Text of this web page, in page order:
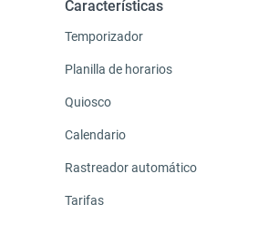
Características
Temporizador
Planilla de horarios
Quiosco
Calendario
Rastreador automático
Tarifas